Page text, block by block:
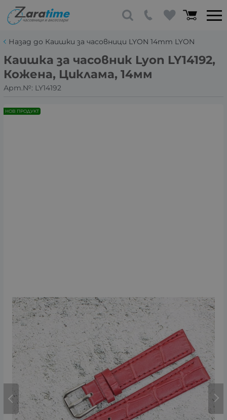
Назад до Каишки за часовници LYON 14mm LYON
Каишка за часовник Lyon LY14192,
Кожена, Циклама, 14мм
Арт.№: LY14192
НОВ ПРОДУКТ